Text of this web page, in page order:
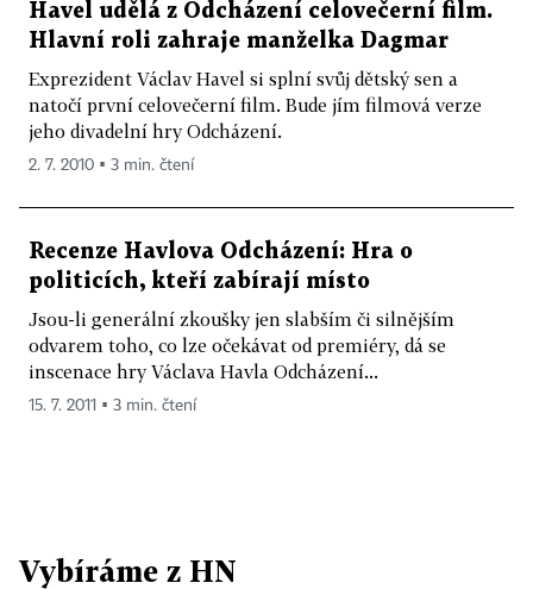
Havel udělá z Odcházení celovečerní film.
Hlavní roli zahraje manželka Dagmar
Exprezident Václav Havel si splní svůj dětský sen a
natočí první celovečerní film. Bude jím filmová verze
jeho divadelní hry Odcházení.
2. 7. 2010 ▪ 3 min. čtení
Recenze Havlova Odcházení: Hra o
politicích, kteří zabírají místo
Jsou-li generální zkoušky jen slabším či silnějším
odvarem toho, co lze očekávat od premiéry, dá se
inscenace hry Václava Havla Odcházení...
15. 7. 2011 ▪ 3 min. čtení
Vybíráme z HN